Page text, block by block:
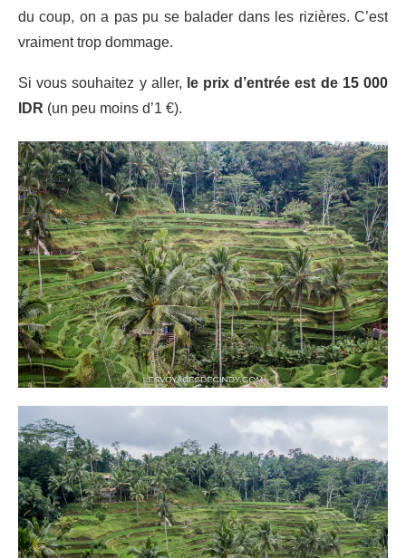
du coup, on a pas pu se balader dans les rizières. C’est
vraiment trop dommage.
Si vous souhaitez y aller, le prix d’entrée est de 15 000
IDR (un peu moins d’1 €).